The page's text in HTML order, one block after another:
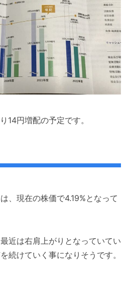
14円増配の予定です。
、現在の株価で4.19%となって
近は右肩上がりとなっていてい
続けていく事になりそうです。